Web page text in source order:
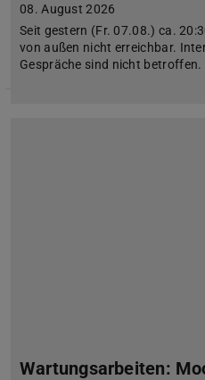
08. August 2026
Seit gestern (Fr. 07.08.) ca.
von außen nicht erreichbar.
Gespräche sind nicht
Wartungsarbeiten: